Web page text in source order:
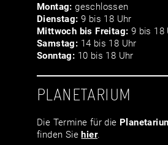
Montag: geschlossen
Dienstag: 9 bis 18 Uhr
Mittwoch bis Freitag: 9 bis 18
Samstag: 14 bis 18 Uhr
Sonntag: 10 bis 18 Uhr
PLANETARIUM
Die Termine für die
finden Siehier.